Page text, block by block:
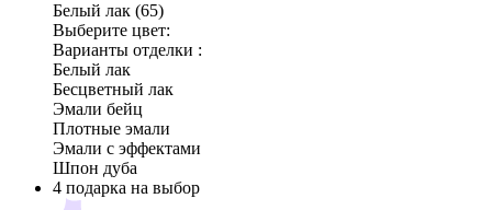
Белый лак (65)
Выберите цвет:
Варианты отделки :
Белый лак
Бесцветный лак
Эмали бейц
Плотные эмали
Эмали с эффектами
Шпон дуба
4 подарка на выбор